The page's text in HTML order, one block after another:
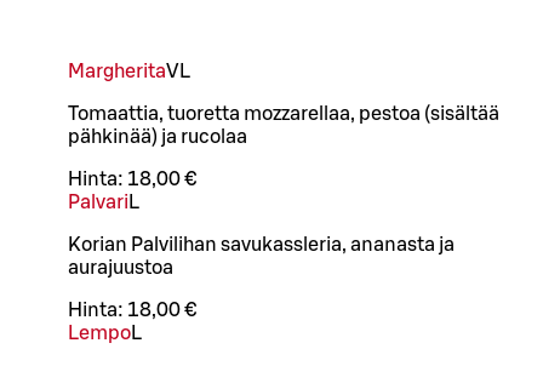
MargheritaVL
Tomaattia, tuoretta mozzarellaa, pestoa (sisältää
pähkinää) ja rucolaa
Hinta: 18,00 €
Palvari L
Korian Palvilihan savukassleria, ananasta ja
aurajuustoa
Hinta: 18,00 €
LempoL